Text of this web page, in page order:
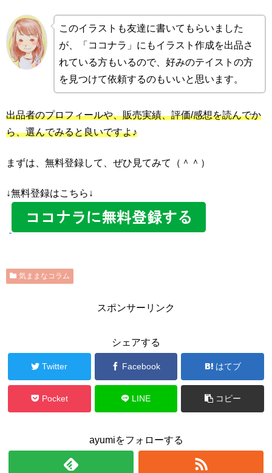
このイラストも友達に書いてもらいました
が、「ココナラ」にもイラスト作成を出品さ
れている方もいるので、好みのテイストの方
を見つけて依頼するのもいいと思います。
出品者のプロフィールや、販売実績、評価/感想を読んでか
ら、選んでみると良いですよ♪
まずは、無料登録して、ぜひ見てみて（＾＾）
↓無料登録はこちら↓
気ままなコラム
スポンサーリンク
シェアする
Twitter Facebook はてブ
Pocket LINE コピー
ayumiをフォローする